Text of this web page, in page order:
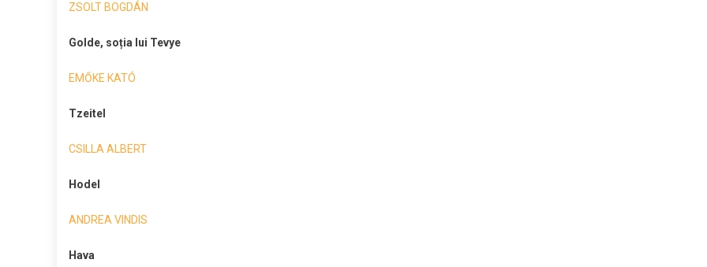
ZSOLT BOGDÁN
Golde, soția lui Tevye
EMŐKE KATÓ
Tzeitel
CSILLA ALBERT
Hodel
ANDREA VINDIS
Hava